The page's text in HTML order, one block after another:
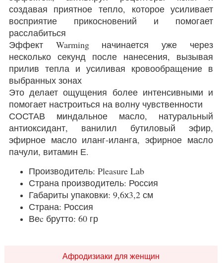
создавая приятное тепло, которое усиливает
восприятие прикосновений и помогает
расслабиться
Эффект Warming начинается уже через
несколько секунд после нанесения, вызывая
прилив тепла и усиливая кровообращение в
выбранных зонах
Это делает ощущения более интенсивными и
помогает настроиться на волну чувственности
СОСТАВ миндальное масло, натуральный
антиоксидант, ванилил бутиловый эфир,
эфирное масло иланг-иланга, эфирное масло
пачули, витамин Е.
Производитель: Pleasure Lab
Страна производитель: Россия
Габариты упаковки: 9,6х3,2 см
Страна: Россия
Веc брутто: 60 гр
Афродизиаки для женщин